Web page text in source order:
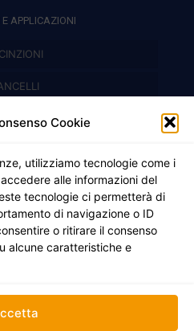
Cookie
utilizziamo tecnologie come i
alle informazioni del
tecnologie ci permetterà di
di navigazione o ID
o ritirare il consenso
alcune caratteristiche e
E APPLICAZIONI
modulari
a pannelli
prefabbricati
in ferro battuto
a due ante
scorrevoli
e chiusini
Inferriate
gas ed elettricità
All Rights Reserved.
| Sede legale Via Alessandro
Creativart